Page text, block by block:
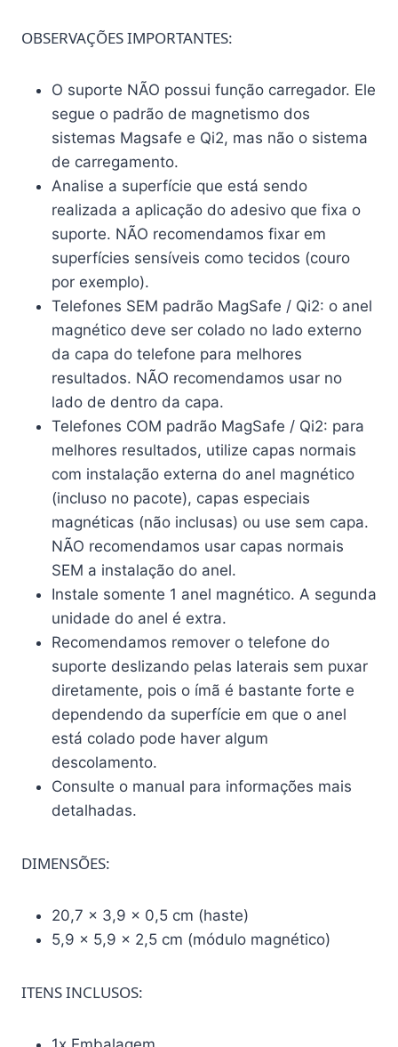
OBSERVAÇÕES IMPORTANTES:
O suporte NÃO possui função carregador. Ele
segue o padrão de magnetismo dos
sistemas Magsafe e Qi2, mas não o sistema
de carregamento.
Analise a superfície que está sendo
realizada a aplicação do adesivo que fixa o
suporte. NÃO recomendamos fixar em
superfícies sensíveis como tecidos (couro
por exemplo).
Telefones SEM padrão MagSafe / Qi2: o anel
magnético deve ser colado no lado externo
da capa do telefone para melhores
resultados. NÃO recomendamos usar no
lado de dentro da capa.
Telefones COM padrão MagSafe / Qi2: para
melhores resultados, utilize capas normais
com instalação externa do anel magnético
(incluso no pacote), capas especiais
magnéticas (não inclusas) ou use sem capa.
NÃO recomendamos usar capas normais
SEM a instalação do anel.
Instale somente 1 anel magnético. A segunda
unidade do anel é extra.
Recomendamos remover o telefone do
suporte deslizando pelas laterais sem puxar
diretamente, pois o ímã é bastante forte e
dependendo da superfície em que o anel
está colado pode haver algum
descolamento.
Consulte o manual para informações mais
detalhadas.
DIMENSÕES:
20,7 x 3,9 x 0,5 cm (haste)
5,9 x 5,9 x 2,5 cm (módulo magnético)
ITENS INCLUSOS: